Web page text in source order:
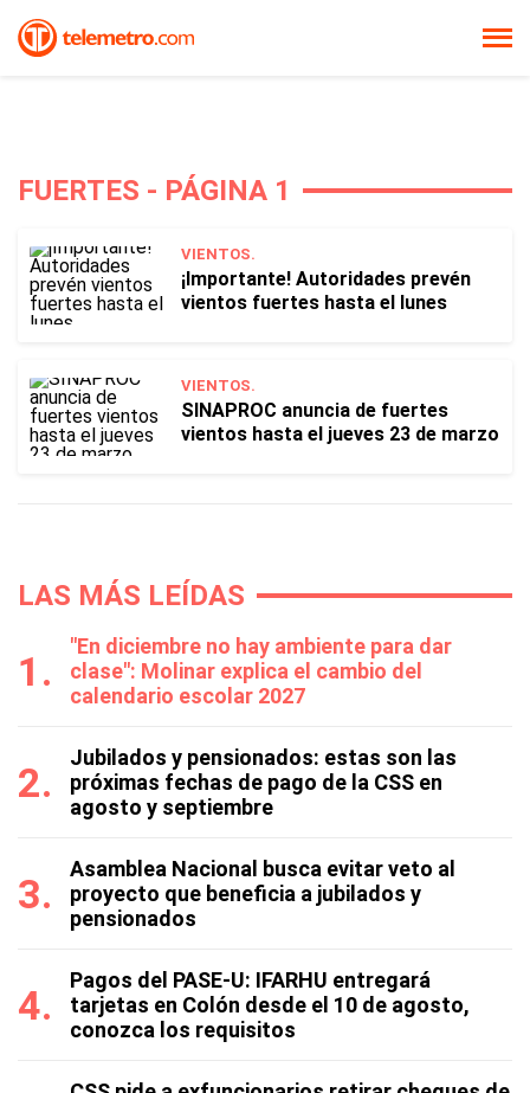
FUERTES - PÁGINA 1
VIENTOS.
¡Importante! Autoridades prevén
vientos fuertes hasta el lunes
VIENTOS.
SINAPROC anuncia de fuertes
vientos hasta el jueves 23 de marzo
LAS MÁS LEÍDAS
"En diciembre no hay ambiente para dar
clase": Molinar explica el cambio del
calendario escolar 2027
Jubilados y pensionados: estas son las
próximas fechas de pago de la CSS en
agosto y septiembre
Asamblea Nacional busca evitar veto al
proyecto que beneficia a jubilados y
pensionados
Pagos del PASE-U: IFARHU entregará
tarjetas en Colón desde el 10 de agosto,
conozca los requisitos